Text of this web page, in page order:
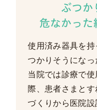
ぶつか
危なかった
使用済み器具を
つかりそうになっ
当院では診療で
際、患者さまと
づくりから医院